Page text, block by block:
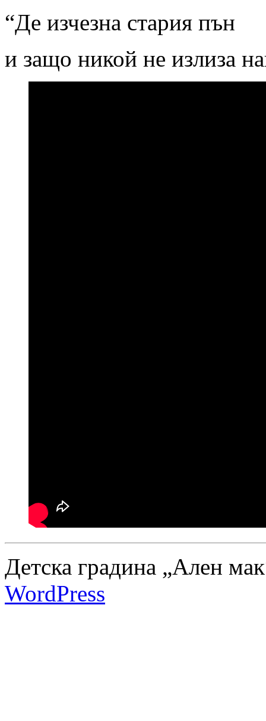
“Де изчезна стария пън
и защо никой не излиза
Детска градина „Ален
WordPress